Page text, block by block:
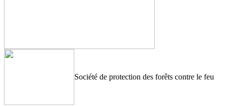
Société de protection des forêts contre le feu